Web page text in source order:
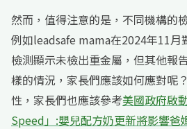
然而，值得注意的是，不同機構的
例如leadsafe mama在2024年11
檢測顯示未檢出重金屬，但其他報
樣的情況，家長們應該如何應對呢
性，家長們也應該參考美國政府啟
Speed」:嬰兒配方奶更新將影響爸